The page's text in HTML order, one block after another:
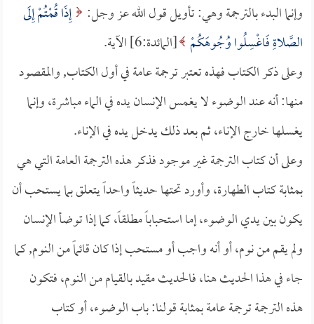
وإنما البدء بالترجمة وهي: تأويل قول الله عز وجل: إِذَا قُمْتُمْ إِلَى
الصَّلاةِ فَاغْسِلُوا وُجُوهَكُمْ [المائدة:6] الآية.
وعلى ذكر الكتاب فهذه تعتبر ترجمة عامة في أول الكتاب, والمقصود
منها: أنه عند الوضوء لا يغمس الإنسان يده في الماء مباشرة، وإنما
يغسلها خارج الإناء، ثم بعد ذلك يدخل يده في الإناء.
وعلى أن كتاب الترجمة غير موجود فذكر هذه الترجمة العامة التي هي
بمثابة كتاب الطهارة، وأورد تحتها حديثاً واحداً يتعلق بما يستحب أن
يكون بين يدي الوضوء، إما استحباباً مطلقاً، كما إذا توضأ الإنسان
ولم يقم من نوم، أو أنه واجب أو مستحب إذا كان قائماً من النوم, كما
جاء في هذا الحديث هنا، فالحديث مقيد بالقيام من النوم، فتكون
هذه الترجمة ترجمة عامة بمثابة قولنا: باب الوضوء، أو كتاب